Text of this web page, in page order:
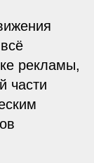
рекламы,
части